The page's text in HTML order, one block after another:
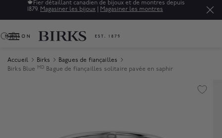
🍁 Fier détaillant canadien de bijoux et de montres depuis
1879. Magasiner les bijoux Magasiner les montres
0
Accueil Birks
Bagues de fiançailles
Birks Blue
MD Bague de fiançailles solitaire pavée en saphir